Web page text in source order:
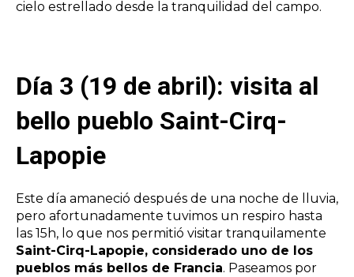
cielo estrellado desde la tranquilidad del campo.
Día 3 (19 de abril): visita al
bello pueblo Saint-Cirq-
Lapopie
Este día amaneció después de una noche de lluvia,
pero afortunadamente tuvimos un respiro hasta
las 15h, lo que nos permitió visitar tranquilamente
Saint-Cirq-Lapopie, considerado uno de los
pueblos más bellos de Francia. Paseamos por